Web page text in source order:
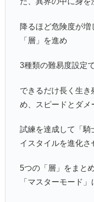
降るほど危険度が
「層」を進め
3種類の難易度設定
できるだけ長く生
め、スピードとダメ
試練を達成して「騎
イスタイルを進化さ
5つの「層」をまと
「マスターモード